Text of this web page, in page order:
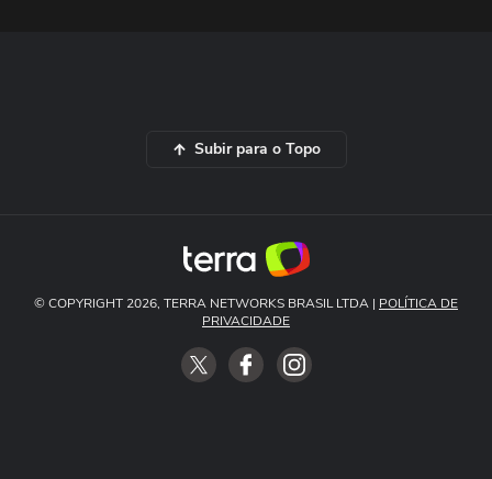
Subir para o Topo
© COPYRIGHT 2026, TERRA NETWORKS BRASIL LTDA | POLÍTICA DE
PRIVACIDADE